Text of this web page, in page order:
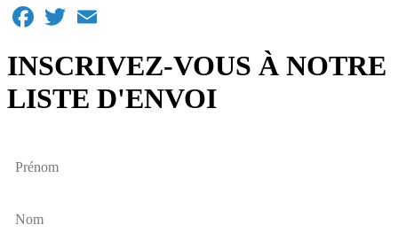
Facebook
Twitter
INSCRIVEZ-VOUS À NOTRE
LISTE D'ENVOI